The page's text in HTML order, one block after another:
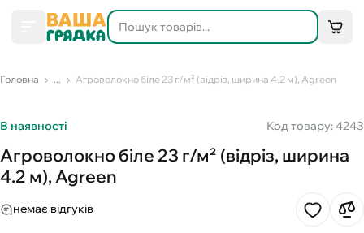
Головна ... Агроволокно біле 23 г/м² (відріз, ширина 4.2 м), Agreen
В наявності Код товару: 4243
Агроволокно біле 23 г/м² (відріз, ширина
4.2 м), Agreen
немає відгуків